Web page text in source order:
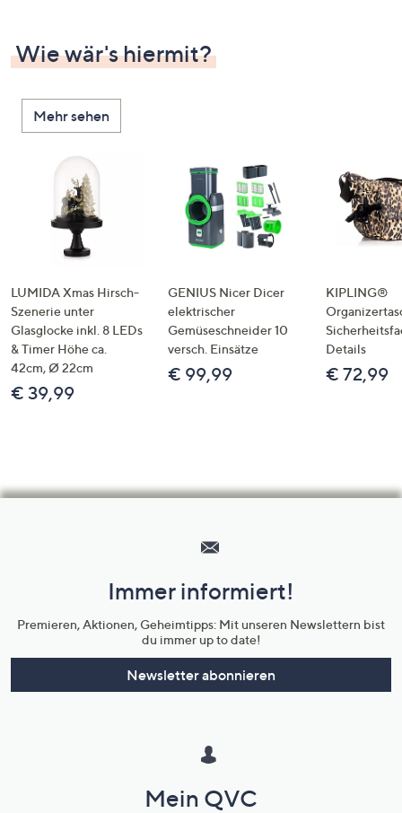
Wie wär's hiermit?
Mehr sehen
LUMIDA Xmas Hirsch-
Szenerie unter
Glasglocke inkl. 8 LEDs
& Timer Höhe ca.
42cm, Ø 22cm
€ 39,99
GENIUS Nicer Dicer
elektrischer
Gemüseschneider 10
versch. Einsätze
€ 99,99
KIPLING®
Details
€ 72,99
Unternehmensinformationen
Immer informiert!
Premieren, Aktionen, Geheimtipps: Mit unseren Newslettern bist
du immer up to date!
Newsletter abonnieren
Mein QVC